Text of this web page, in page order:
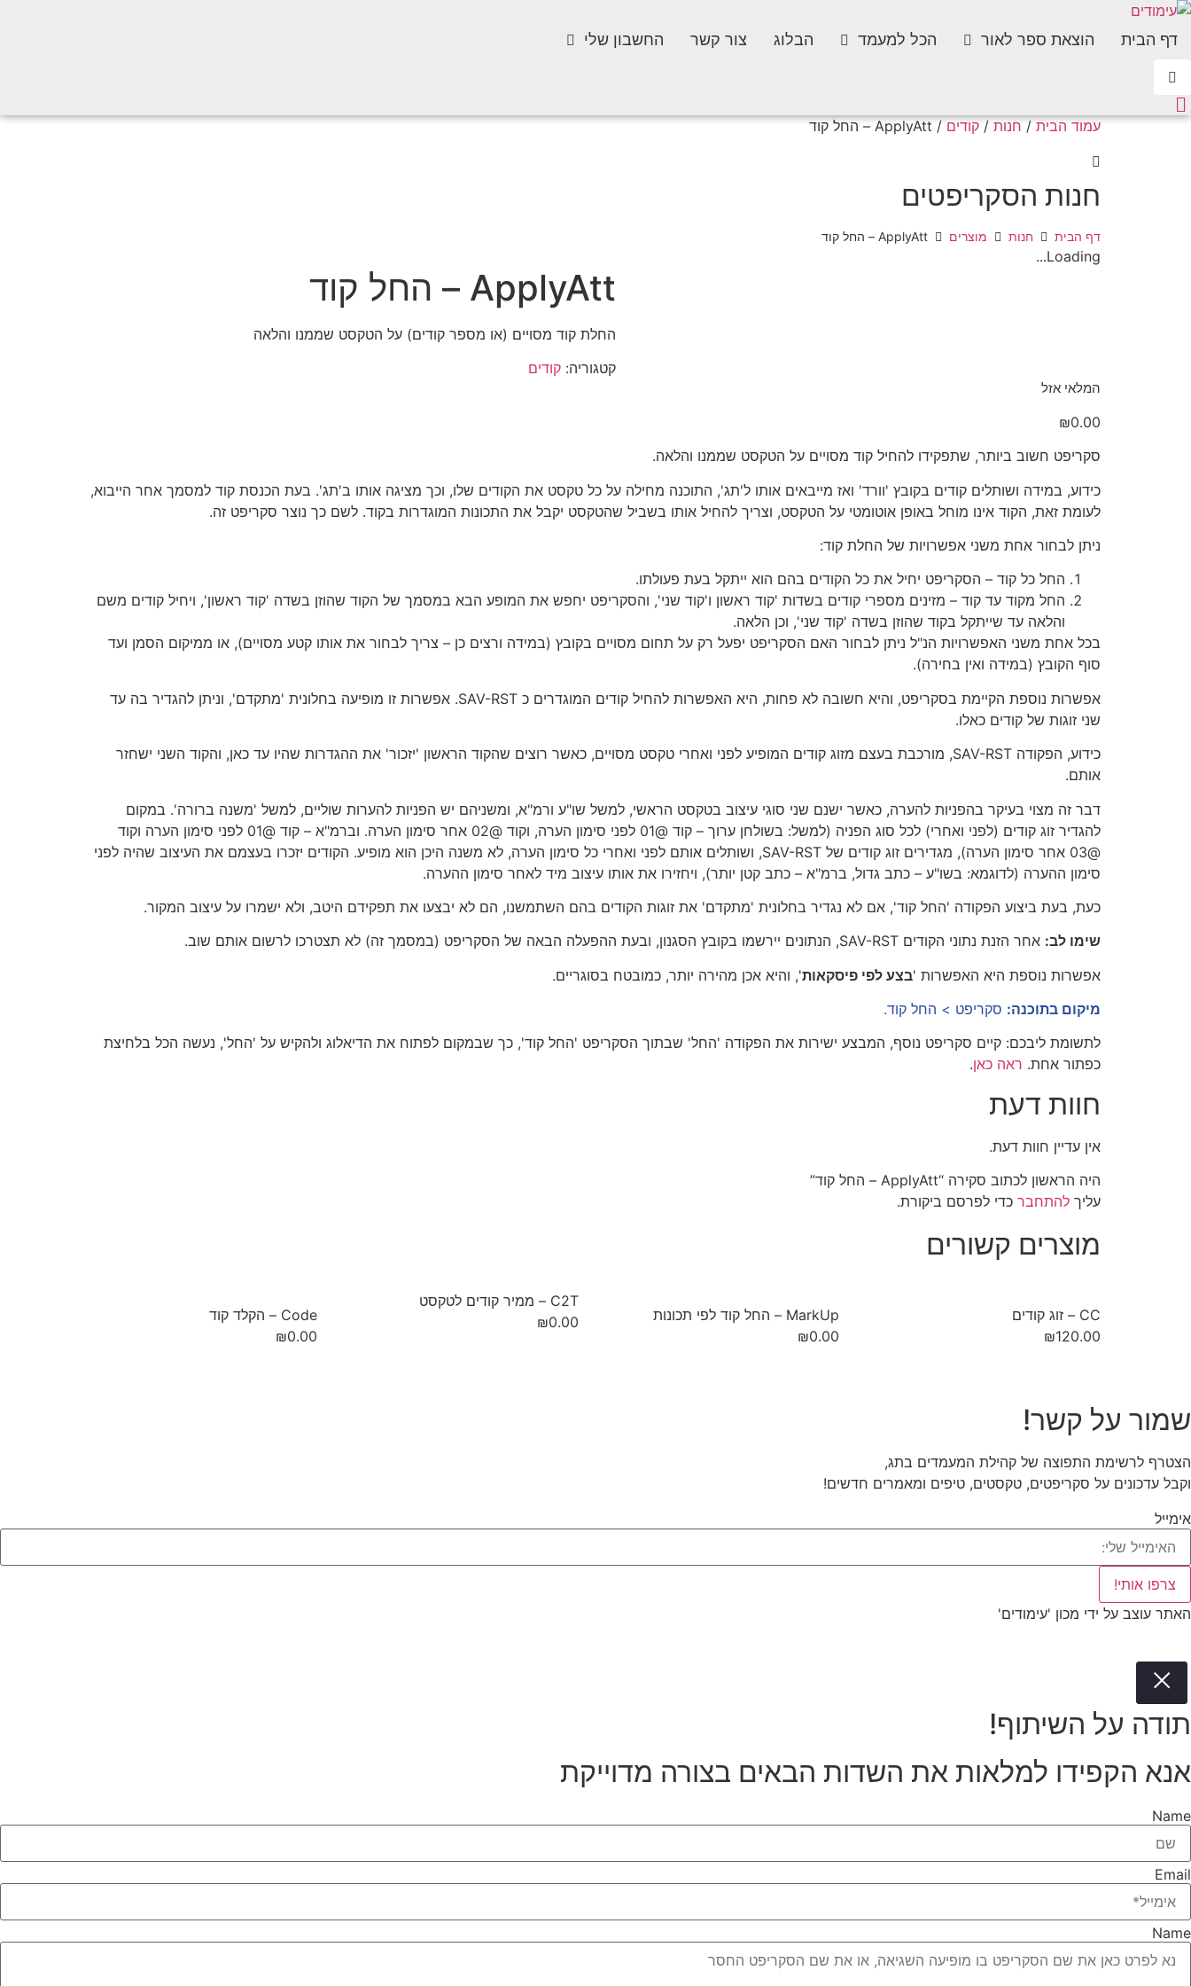
דף הבית הוצאת ספר לאור הכל למעמד הבלוג צור קשר החשבון שלי
עמוד הבית / חנות / קודים / ApplyAtt – החל קוד
חנות הסקריפטים
דף הבית חנות מוצרים ApplyAtt – החל קוד
Loading...
ApplyAtt – החל קוד
החלת קוד מסויים (או מספר קודים) על הטקסט שממנו והלאה
קטגוריה:קודים
המלאי אזל
₪0.00
סקריפט חשוב ביותר, שתפקידו להחיל קוד מסויים על הטקסט שממנו והלאה.
כידוע, במידה ושותלים קודים בקובץ 'וורד' ואז מייבאים אותו ל'תג', התוכנה מחילה על כל טקסט את הקודים שלו, וכך מציגה אותו ב'תג'. בעת הכנסת קוד למסמך אחר הייבוא,
לעומת זאת, הקוד אינו מוחל באופן אוטומטי על הטקסט, וצריך להחיל אותו בשביל שהטקסט יקבל את התכונות המוגדרות בקוד. לשם כך נוצר סקריפט זה.
ניתן לבחור אחת משני אפשרויות של החלת קוד:
החל כל קוד – הסקריפט יחיל את כל הקודים בהם הוא ייתקל בעת פעולתו.
החל מקוד עד קוד – מזינים מספרי קודים בשדות 'קוד ראשון ו'קוד שני', והסקריפט יחפש את המופע הבא במסמך של הקוד שהוזן בשדה 'קוד ראשון', ויחיל קודים משם
והלאה עד שייתקל בקוד שהוזן בשדה 'קוד שני', וכן הלאה.
בכל אחת משני האפשרויות הנ"ל ניתן לבחור האם הסקריפט יפעל רק על תחום מסויים בקובץ (במידה ורצים כן – צריך לבחור את אותו קטע מסויים), או ממיקום הסמן ועד
סוף הקובץ (במידה ואין בחירה).
אפשרות נוספת הקיימת בסקריפט, והיא חשובה לא פחות, היא האפשרות להחיל קודים המוגדרים כ SAV-RST. אפשרות זו מופיעה בחלונית 'מתקדם', וניתן להגדיר בה עד
שני זוגות של קודים כאלו.
כידוע, הפקודה SAV-RST, מורכבת בעצם מזוג קודים המופיע לפני ואחרי טקסט מסויים, כאשר רוצים שהקוד הראשון 'יזכור' את ההגדרות שהיו עד כאן, והקוד השני ישחזר
אותם.
דבר זה מצוי בעיקר בהפניות להערה, כאשר ישנם שני סוגי עיצוב בטקסט הראשי, למשל שו"ע ורמ"א, ומשניהם יש הפניות להערות שוליים, למשל 'משנה ברורה'. במקום
להגדיר זוג קודים (לפני ואחרי) לכל סוג הפניה (למשל: בשולחן ערוך – קוד @01 לפני סימון הערה, וקוד @02 אחר סימון הערה. וברמ"א – קוד @01 לפני סימון הערה וקוד
@03 אחר סימון הערה), מגדירים זוג קודים של SAV-RST, ושותלים אותם לפני ואחרי כל סימון הערה, לא משנה היכן הוא מופיע. הקודים יזכרו בעצמם את העיצוב שהיה לפני
סימון ההערה (לדוגמא: בשו"ע – כתב גדול, ברמ"א – כתב קטן יותר), ויחזירו את אותו עיצוב מיד לאחר סימון ההערה.
כעת, בעת ביצוע הפקודה 'החל קוד', אם לא נגדיר בחלונית 'מתקדם' את זוגות הקודים בהם השתמשנו, הם לא יבצעו את תפקידם היטב, ולא ישמרו על עיצוב המקור.
שימו לב: אחר הזנת נתוני הקודים SAV-RST, הנתונים יירשמו בקובץ הסגנון, ובעת ההפעלה הבאה של הסקריפט (במסמך זה) לא תצטרכו לרשום אותם שוב.
אפשרות נוספת היא האפשרות 'בצע לפי פיסקאות', והיא אכן מהירה יותר, כמובטח בסוגריים.
מיקום בתוכנה: סקריפט > החל קוד.
לתשומת ליבכם: קיים סקריפט נוסף, המבצע ישירות את הפקודה 'החל' שבתוך הסקריפט 'החל קוד', כך שבמקום לפתוח את הדיאלוג ולהקיש על 'החל', נעשה הכל בלחיצת
כפתור אחת. ראה כאן.
חוות דעת
אין עדיין חוות דעת.
היה הראשון לכתוב סקירה “ApplyAtt – החל קוד”
עליך להתחבר כדי לפרסם ביקורת.
מוצרים קשורים
CC – זוג קודים
₪120.00
MarkUp – החל קוד לפי תכונות
₪0.00
C2T – ממיר קודים לטקסט
₪0.00
Code – הקלד קוד
₪0.00
שמור על קשר!
הצטרף לרשימת התפוצה של קהילת המעמדים בתג,
וקבל עדכונים על סקריפטים, טקסטים, טיפים ומאמרים חדשים!
אימייל
צרפו אותי!
האתר עוצב על ידי מכון 'עימודים'
תודה על השיתוף!
אנא הקפידו למלאות את השדות הבאים בצורה מדוייקת
Name
Email
Name